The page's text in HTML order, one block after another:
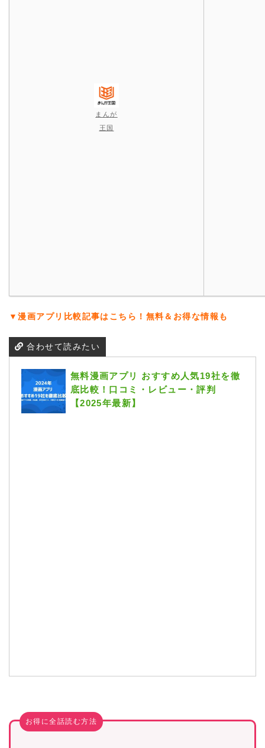
まんが
王国
▼漫画アプリ比較記事はこちら！無料＆お得な情報も
合わせて読みたい
無料漫画アプリ おすすめ人気19社を徹
底比較！口コミ・レビュー・評判
【2025年最新】
お得に全話読む方法